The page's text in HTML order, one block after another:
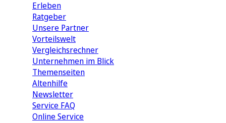
Erleben
Ratgeber
Unsere Partner
Vorteilswelt
Vergleichsrechner
Unternehmen im Blick
Themenseiten
Altenhilfe
Newsletter
Service FAQ
Online Service